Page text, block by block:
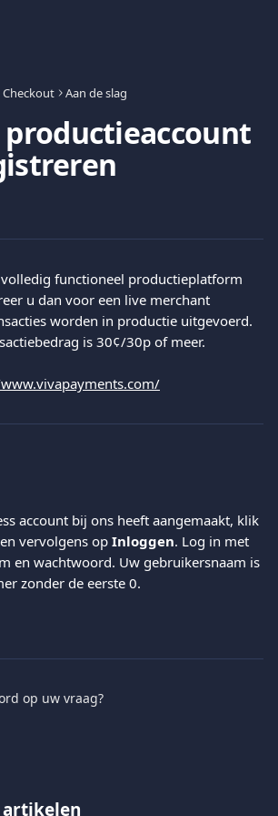
Aan de slag
productieaccount
functioneel productieplatform
u dan voor een live merchant
worden in productie uitgevoerd.
is 30¢/30p of meer.
account bij ons heeft aangemaakt, klik
en vervolgens op Inloggen. Log in met
en wachtwoord. Uw gebruikersnaam is
zonder de eerste 0.
op uw vraag?
artikelen